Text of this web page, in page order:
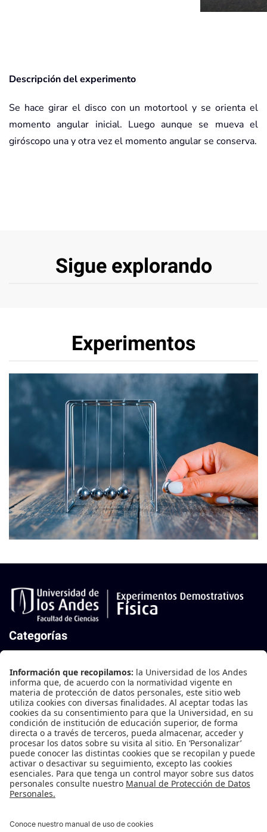
Descripción del experimento
Se hace girar el disco con un motortool y se orienta el
momento angular inicial. Luego aunque se mueva el
giróscopo una y otra vez el momento angular se conserva.
Sigue explorando
Experimentos
Mecánica
Categorías
Mecánica de Fluidos
Oscilaciones y Ondas
Termodinámica
Electricidad y Magnetismo
Física Moderna
Contáctanos
Edificio B-202
Teléfono: +57 601 3394999 Ext: 3641